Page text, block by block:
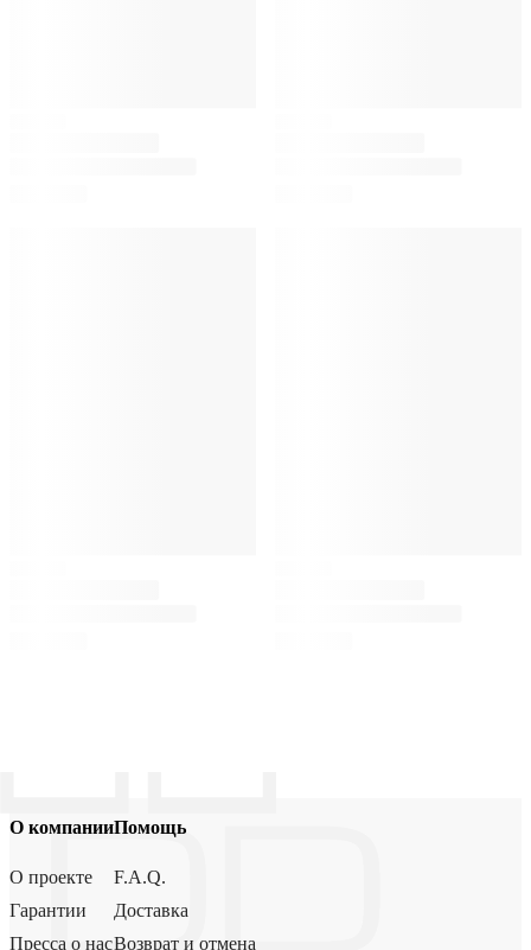
О компании
О проекте
Гарантии
Пресса о нас
Помощь
F.A.Q.
Доставка
Возврат и отмена